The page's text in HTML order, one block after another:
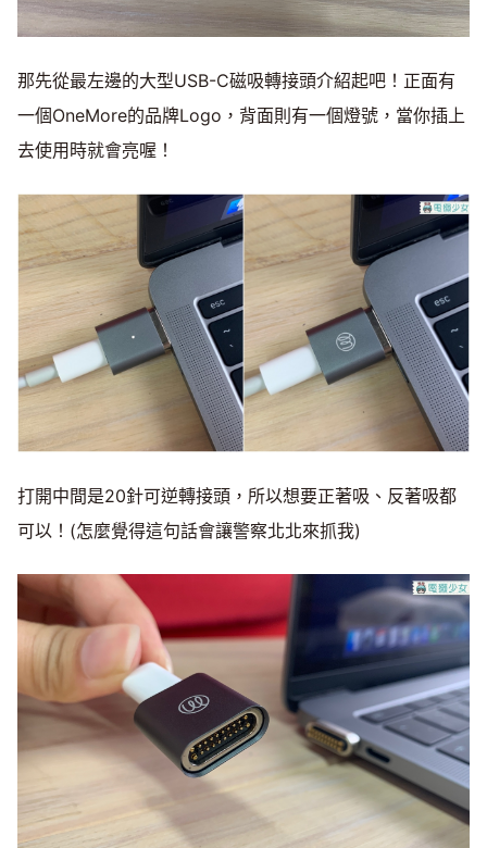
那先從最左邊的大型USB-C磁吸轉接頭介紹起吧！正面有
一個OneMore的品牌Logo，背面則有一個燈號，當你插上
去使用時就會亮喔！
打開中間是20針可逆轉接頭，所以想要正著吸、反著吸都
可以！(怎麼覺得這句話會讓警察北北來抓我)